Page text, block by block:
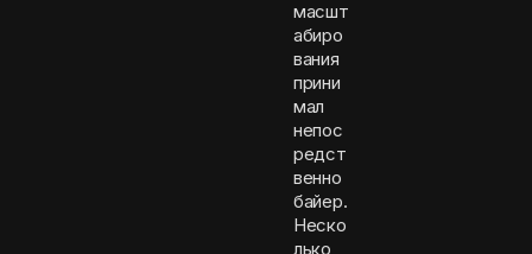
масшт
абиро
вания
прини
мал
непос
редст
венно
байер.
Неско
лько